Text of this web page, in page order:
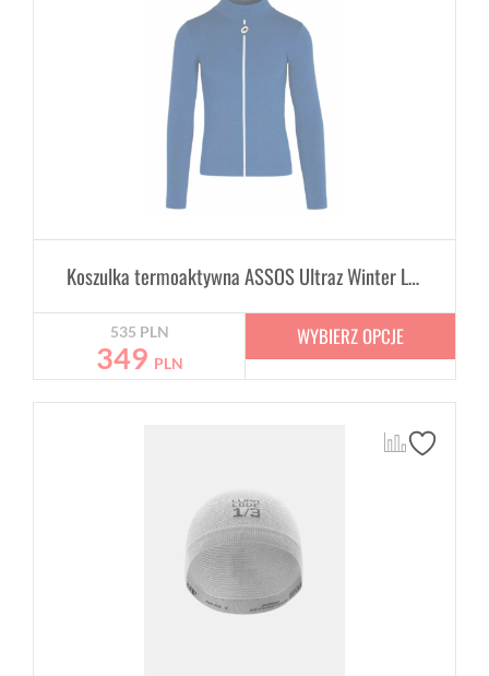
Koszulka termoaktywna ASSOS Ultraz Winter LS Skin Layer Blue zimowy izolator ciała
535 PLN
349 PLN
WYBIERZ OPCJE